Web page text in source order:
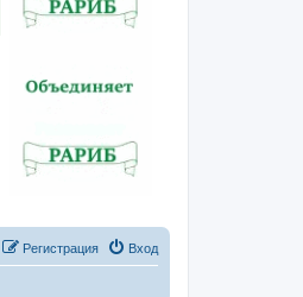
Вход
Регистрация